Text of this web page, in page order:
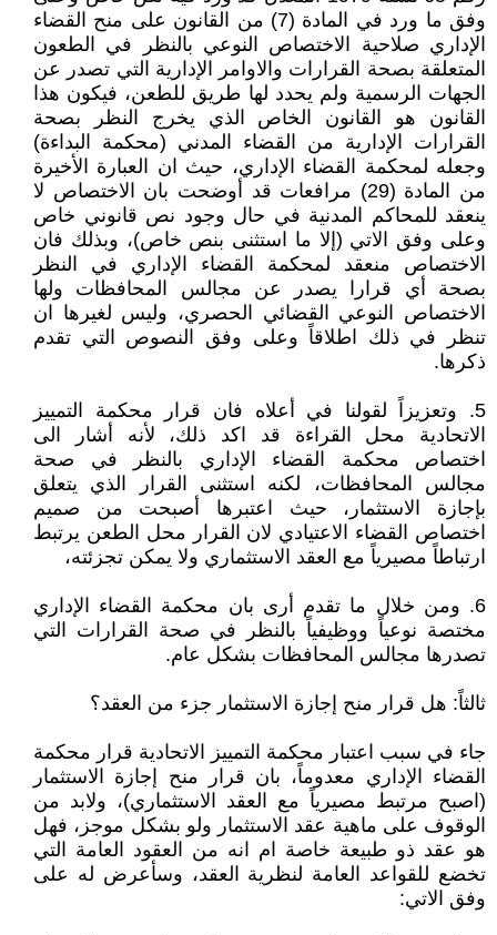
وفق ما ورد في المادة (7) من القانون على منح القضاء
الإداري صلاحية الاختصاص النوعي بالنظر في الطعون
المتعلقة بصحة القرارات والاوامر الإدارية التي تصدر عن
الجهات الرسمية ولم يحدد لها طريق للطعن، فيكون هذا
القانون هو القانون الخاص الذي يخرج النظر بصحة
القرارات الإدارية من القضاء المدني (محكمة البداءة)
وجعله لمحكمة القضاء الإداري، حيث ان العبارة الأخيرة
من المادة (29) مرافعات قد أوضحت بان الاختصاص لا
ينعقد للمحاكم المدنية في حال وجود نص قانوني خاص
وعلى وفق الاتي (إلا ما استثنى بنص خاص)، وبذلك فان
الاختصاص منعقد لمحكمة القضاء الإداري في النظر
بصحة أي قرارا يصدر عن مجالس المحافظات ولها
الاختصاص النوعي القضائي الحصري، وليس لغيرها ان
تنظر في ذلك اطلاقاً وعلى وفق النصوص التي تقدم
ذكرها.
5. وتعزيزاً لقولنا في أعلاه فان قرار محكمة التمييز
الاتحادية محل القراءة قد اكد ذلك، لأنه أشار الى
اختصاص محكمة القضاء الإداري بالنظر في صحة
مجالس المحافظات، لكنه استثنى القرار الذي يتعلق
بإجازة الاستثمار، حيث اعتبرها أصبحت من صميم
اختصاص القضاء الاعتيادي لان القرار محل الطعن يرتبط
ارتباطاً مصيرياً مع العقد الاستثماري ولا يمكن تجزئته،
6. ومن خلال ما تقدم أرى بان محكمة القضاء الإداري
مختصة نوعياً ووظيفياً بالنظر في صحة القرارات التي
تصدرها مجالس المحافظات بشكل عام.
ثالثاً: هل قرار منح إجازة الاستثمار جزء من العقد؟
جاء في سبب اعتبار محكمة التمييز الاتحادية قرار محكمة
القضاء الإداري معدوماً، بان قرار منح إجازة الاستثمار
(اصبح مرتبط مصيرياً مع العقد الاستثماري)، ولابد من
الوقوف على ماهية عقد الاستثمار ولو بشكل موجز، فهل
هو عقد ذو طبيعة خاصة ام انه من العقود العامة التي
تخضع للقواعد العامة لنظرية العقد، وسأعرض له على
وفق الاتي: